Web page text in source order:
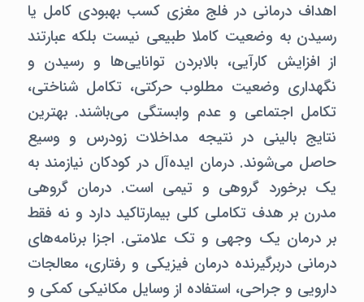
اهداف درمانی در فلج مغزی کسب بهبودی کامل یا
رسیدن به وضعیت کاملا طبیعی نیست بلکه عبارتند
از افزایش کارآیی، بالابردن توانایی‌ها و رسیدن و
نگهداری وضعیت مطلوب حرکتی، تکامل شناختی،
تکامل اجتماعی و عدم وابستگی می‌باشند. بهترین
نتایج بالینی در نتیجه مداخلات زودرس و وسیع
حاصل می‌شوند. درمان ایده‌آل در کودکان نیازمند به
یک برخورد گروهی و تیمی است. درمان گروهی
مدرن بر هدف تکاملی کلی بیمارتاکید دارد و نه فقط
بر درمان یک وجهی و تک علامتی. اجزا برنامه‌های
درمانی دربرگیرنده درمان فیزیکی و رفتاری، معالجات
دارویی و جراحی، استفاده از وسایل مکانیکی کمکی و